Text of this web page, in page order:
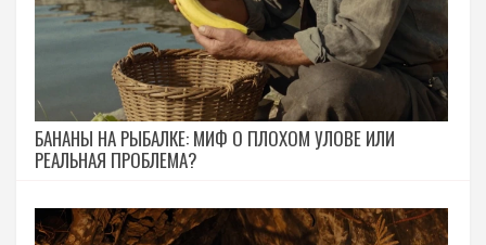
БАНАНЫ НА РЫБАЛКЕ: МИФ О ПЛОХОМ УЛОВЕ ИЛИ
РЕАЛЬНАЯ ПРОБЛЕМА?